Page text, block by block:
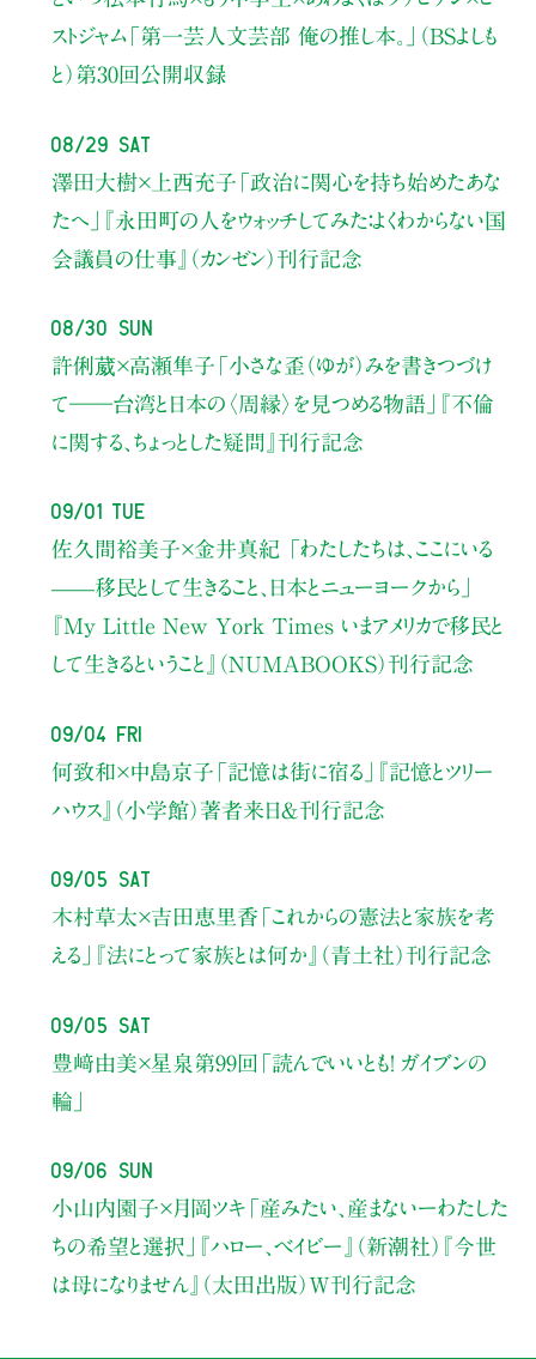
ストジャム「第一芸人文芸部 俺の推し本。」（BSよしも
と） 第30回公開収録
08/29 Sat
澤田大樹×上西充子 「政治に関心を持ち始めたあな
たへ」
『永田町の人をウォッチしてみた：よくわからない国
会議員の仕事』（カンゼン）刊行記念
08/30 Sun
許俐葳×高瀬隼子 「小さな歪（ゆが）みを書きつづけ
て――台湾と日本の〈周縁〉を見つめる物語」
『不倫
に関する、ちょっとした疑問』刊行記念
09/01 Tue
佐久間裕美子×金井真紀 「わたしたちは、ここにいる
——移民として生きること、日本とニューヨークから」
『My Little New York Times いまアメリカで移民と
して生きるということ』（NUMABOOKS）刊行記念
09/04 Fri
何致和×中島京子 「記憶は街に宿る」
『記憶とツリー
ハウス』（小学館）著者来日＆刊行記念
09/05 Sat
木村草太×吉田恵里香 「これからの憲法と家族を考
える」
『法にとって家族とは何か』（青土社）刊行記念
09/05 Sat
豊﨑由美×星泉 第99回「読んでいいとも！ ガイブンの
輪」
09/06 Sun
小山内園子×月岡ツキ 「産みたい、産まないーわたした
ちの希望と選択」
『ハロー、ベイビー』（新潮社） 『今世
は母になりません』（太田出版）W刊行記念